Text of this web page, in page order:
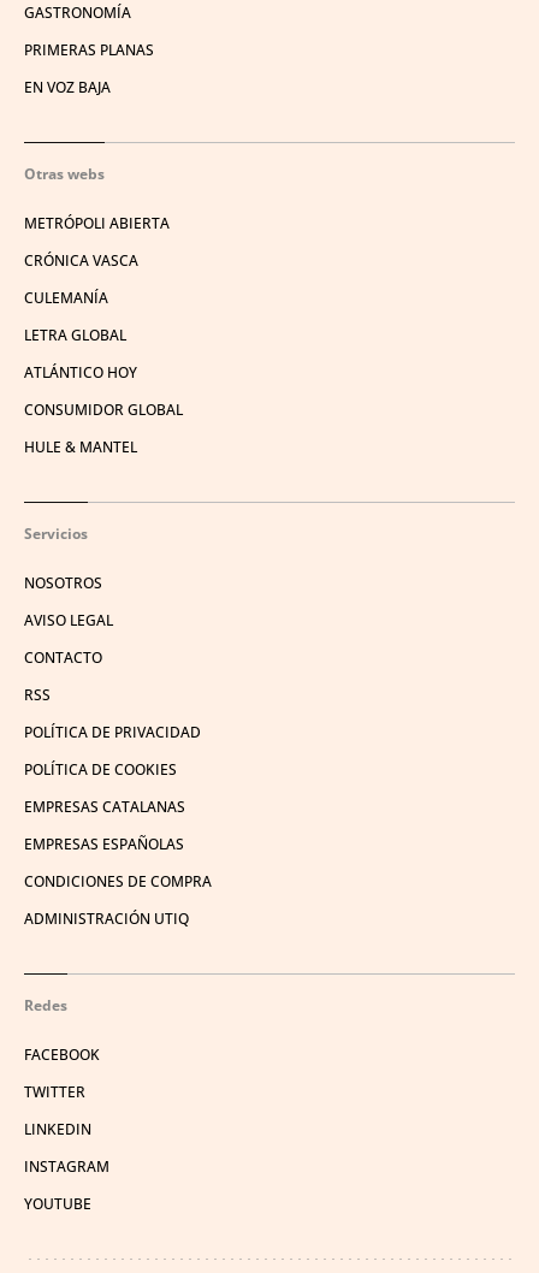
GASTRONOMÍA
PRIMERAS PLANAS
EN VOZ BAJA
Otras webs
METRÓPOLI ABIERTA
CRÓNICA VASCA
CULEMANÍA
LETRA GLOBAL
ATLÁNTICO HOY
CONSUMIDOR GLOBAL
HULE & MANTEL
Servicios
NOSOTROS
AVISO LEGAL
CONTACTO
RSS
POLÍTICA DE PRIVACIDAD
POLÍTICA DE COOKIES
EMPRESAS CATALANAS
EMPRESAS ESPAÑOLAS
CONDICIONES DE COMPRA
ADMINISTRACIÓN UTIQ
Redes
FACEBOOK
TWITTER
LINKEDIN
INSTAGRAM
YOUTUBE